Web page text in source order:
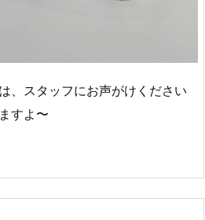
、スタッフにお声がけください️
すよ〜